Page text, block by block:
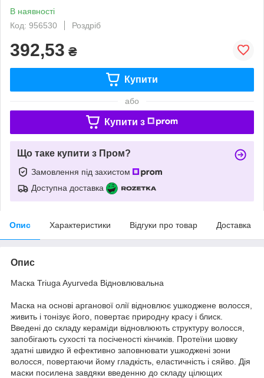
В наявності
Код: 956530
Роздріб
392,53 ₴
Купити
або
Купити з
Що таке купити з Пром?
Замовлення під захистом
Доступна доставка
Опис Характеристики Відгуки про товар Доставка
Опис
Маска Triuga Ayurveda Відновлювальна
Маска на основі арганової олії відновлює ушкоджене волосся,
живить і тонізує його, повертає природну красу і блиск.
Введені до складу кераміди відновлюють структуру волосся,
запобігають сухості та посіченості кінчиків. Протеїни шовку
здатні швидко й ефективно заповнювати ушкоджені зони
волосся, повертаючи йому гладкість, еластичність і сяйво. Дія
маски посилена завдяки введенню до складу цілющих